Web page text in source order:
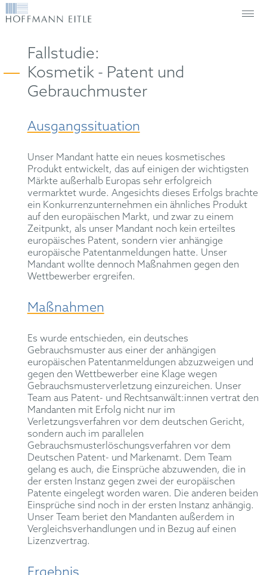
Fallstudie:
Kosmetik - Patent und
Gebrauchmuster
Ausgangssituation
Unser Mandant hatte ein neues kosmetisches
Produkt entwickelt, das auf einigen der wichtigsten
Märkte außerhalb Europas sehr erfolgreich
vermarktet wurde. Angesichts dieses Erfolgs brachte
ein Konkurrenzunternehmen ein ähnliches Produkt
auf den europäischen Markt, und zwar zu einem
Zeitpunkt, als unser Mandant noch kein erteiltes
europäisches Patent, sondern vier anhängige
europäische Patentanmeldungen hatte. Unser
Mandant wollte dennoch Maßnahmen gegen den
Wettbewerber ergreifen.
Maßnahmen
Es wurde entschieden, ein deutsches
Gebrauchsmuster aus einer der anhängigen
europäischen Patentanmeldungen abzuzweigen und
gegen den Wettbewerber eine Klage wegen
Gebrauchsmusterverletzung einzureichen. Unser
Team aus Patent- und Rechtsanwält:innen vertrat den
Mandanten mit Erfolg nicht nur im
Verletzungsverfahren vor dem deutschen Gericht,
sondern auch im parallelen
Gebrauchsmusterlöschungsverfahren vor dem
Deutschen Patent- und Markenamt. Dem Team
gelang es auch, die Einsprüche abzuwenden, die in
der ersten Instanz gegen zwei der europäischen
Patente eingelegt worden waren. Die anderen beiden
Einsprüche sind noch in der ersten Instanz anhängig.
Unser Team beriet den Mandanten außerdem in
Vergleichsverhandlungen und in Bezug auf einen
Lizenzvertrag.